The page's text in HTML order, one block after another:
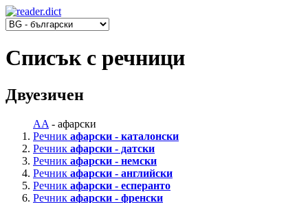
Списък с речници
Двуезичен
AA - афарски
Речник афарски - каталонски
Речник афарски - датски
Речник афарски - немски
Речник афарски - английски
Речник афарски - есперанто
Речник афарски - френски